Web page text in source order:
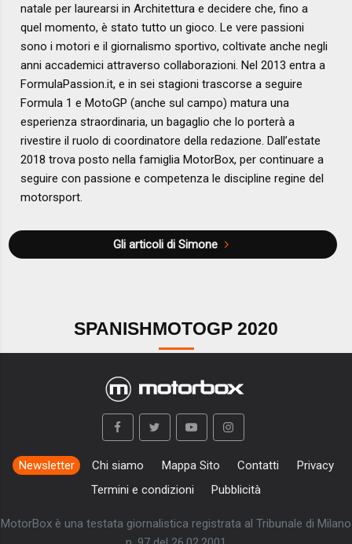
natale per laurearsi in Architettura e decidere che, fino a
quel momento, è stato tutto un gioco. Le vere passioni
sono i motori e il giornalismo sportivo, coltivate anche negli
anni accademici attraverso collaborazioni. Nel 2013 entra a
FormulaPassion.it, e in sei stagioni trascorse a seguire
Formula 1 e MotoGP (anche sul campo) matura una
esperienza straordinaria, un bagaglio che lo porterà a
rivestire il ruolo di coordinatore della redazione. Dall’estate
2018 trova posto nella famiglia MotorBox, per continuare a
seguire con passione e competenza le discipline regine del
motorsport.
Gli articoli di Simone
SPANISHMOTOGP 2020
Newsletter Chi siamo Mappa Sito Contatti
Privacy
Termini e condizioni
Pubblicità
MotorBox è una testata giornalistica registrata al Tribunale di Milano